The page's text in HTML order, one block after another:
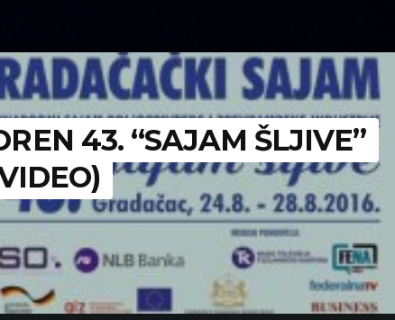
43. “SAJAM ŠLJIVE”